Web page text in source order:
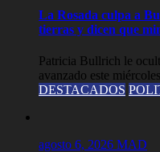
La Rosada culpa a
tierras y dicen que
Patricia Bullrich le
avanzado este
DESTACADOS
agosto 6, 2026 MAD